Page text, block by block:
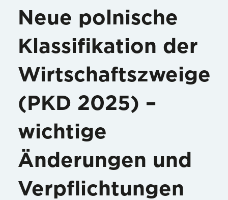
Neue polnische
Klassifikation der
Wirtschaftszweige
(PKD 2025) –
wichtige
Änderungen und
Verpflichtungen